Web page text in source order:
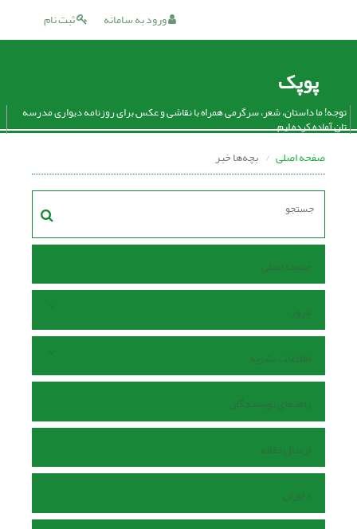
ثبت نام ورود به سامانه
پوپک
توجه! ما داستان، شعر، سرگرمی همراه با نقاشی و عکس برای روزنامه دیواری مدرسه
تان آماده کرده ایم.
صفحه اصلی بچه‌ها خبر
صفحه اصلی
مرور
اطلاعات نشریه
راهنمای نویسندگان
ارسال مقاله
داوران